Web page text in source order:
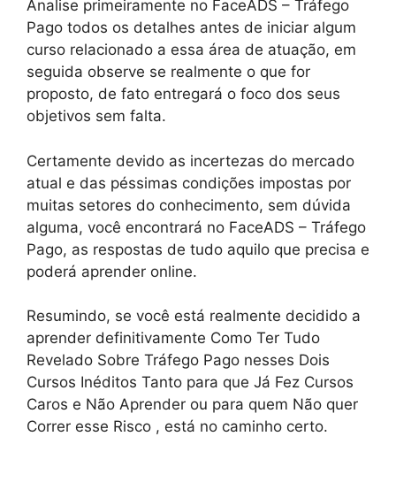
Analise primeiramente no FaceADS – Tráfego
Pago todos os detalhes antes de iniciar algum
curso relacionado a essa área de atuação, em
seguida observe se realmente o que for
proposto, de fato entregará o foco dos seus
objetivos sem falta.
Certamente devido as incertezas do mercado
atual e das péssimas condições impostas por
muitas setores do conhecimento, sem dúvida
alguma, você encontrará no FaceADS – Tráfego
Pago, as respostas de tudo aquilo que precisa e
poderá aprender online.
Resumindo, se você está realmente decidido a
aprender definitivamente Como Ter Tudo
Revelado Sobre Tráfego Pago nesses Dois
Cursos Inéditos Tanto para que Já Fez Cursos
Caros e Não Aprender ou para quem Não quer
Correr esse Risco , está no caminho certo.